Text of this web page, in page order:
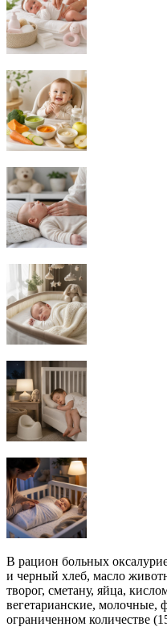
В рацион больных
и черный хлеб, масло
творог, сметану, яйца,
вегетарианские,
ограниченном количестве